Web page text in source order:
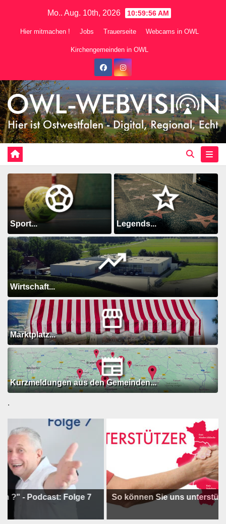
Mo.. Aug. 10th, 2026 10:59:58 AM
Hier mitmachen ! Jobs Trauerseite Webcams in OWL
Kirchengemeinden in OWL
Sport... Legends...
Wirtschaft...
Marktplatz...
Kurzmeldungen aus den Gemeinden...
.
Folge 7 So können Sie uns unterstützen !